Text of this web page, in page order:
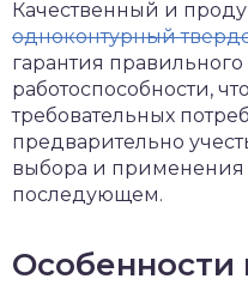
Качественный и
одноконтурный
гарантия
работоспособности,
требовательных
предварительно
выбора и применения
последующем.
Особенности